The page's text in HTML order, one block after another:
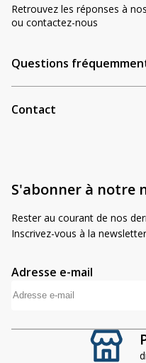
Divers
Blog AgriproLED.fr
09 70 24 66 76
+33 6 02 07 35 61
Divers
Retrouvez les réponses à
ou contactez-nous
Questions
Contact
S'abonner à notre
Rester au courant de nos
Inscrivez-vous à la
Adresse e-mail
A
t